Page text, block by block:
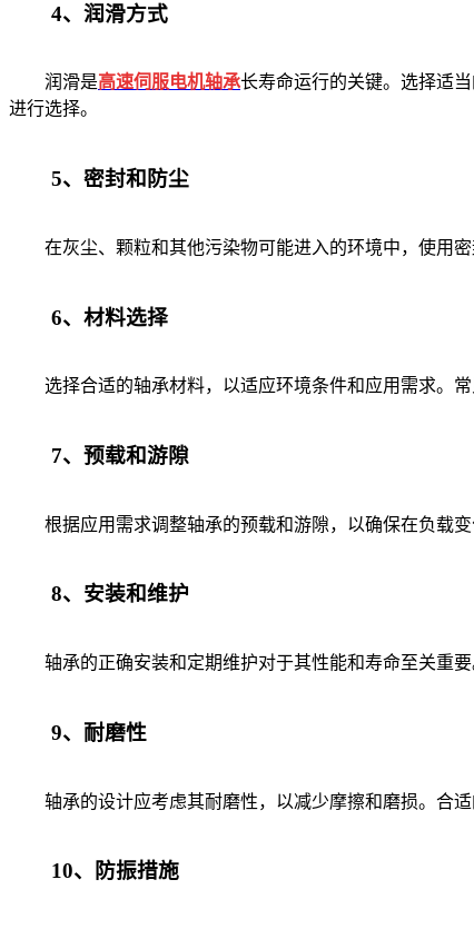
4、润滑方式
润滑是高速伺服电机轴承长寿命运行的关键。选择适
进行选择。
5、密封和防尘
在灰尘、颗粒和其他污染物可能进入的环境中，使用密
6、材料选择
选择合适的轴承材料，以适应环境条件和应用需求。常
7、预载和游隙
根据应用需求调整轴承的预载和游隙，以确保在负载变
8、安装和维护
轴承的正确安装和定期维护对于其性能和寿命至关重要
9、耐磨性
轴承的设计应考虑其耐磨性，以减少摩擦和磨损。合适
10、防振措施